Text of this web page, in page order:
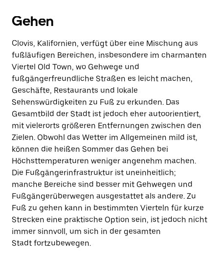
Gehen
Clovis, Kalifornien, verfügt über eine Mischung aus
fußläufigen Bereichen, insbesondere im charmanten
Viertel Old Town, wo Gehwege und
fußgängerfreundliche Straßen es leicht machen,
Geschäfte, Restaurants und lokale
Sehenswürdigkeiten zu Fuß zu erkunden. Das
Gesamtbild der Stadt ist jedoch eher autoorientiert,
mit vielerorts größeren Entfernungen zwischen den
Zielen. Obwohl das Wetter im Allgemeinen mild ist,
können die heißen Sommer das Gehen bei
Höchsttemperaturen weniger angenehm machen.
Die Fußgängerinfrastruktur ist uneinheitlich;
manche Bereiche sind besser mit Gehwegen und
Fußgängerüberwegen ausgestattet als andere. Zu
Fuß zu gehen kann in bestimmten Vierteln für kurze
Strecken eine praktische Option sein, ist jedoch nicht
immer sinnvoll, um sich in der gesamten
Stadt fortzubewegen.